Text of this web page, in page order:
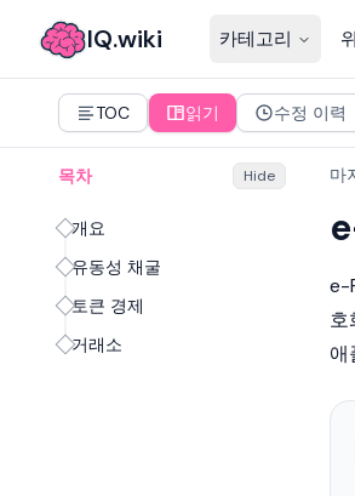
IQ.wiki 카테고리
TOC 읽기 수정 이력
목차 Hide
개요
유동성 채굴
토큰 경제
거래소
마
e-
호
애